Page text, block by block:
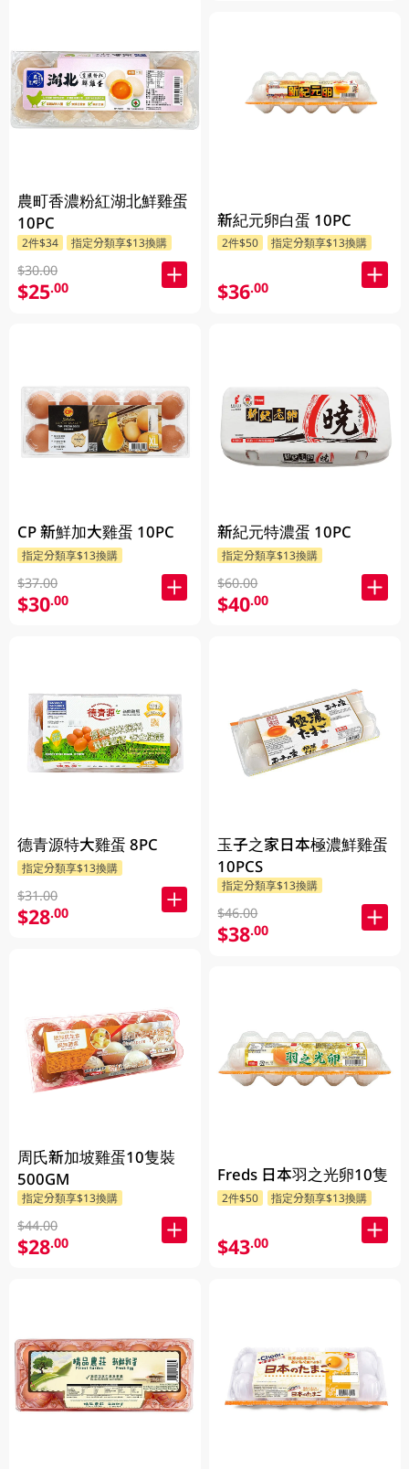
農町香濃粉紅湖北鮮雞蛋
10PC
2件$34 指定分類享$13換購
$30.00
$25.00
CP 新鮮加大雞蛋 10PC
指定分類享$13換購
$37.00
$30.00
德青源特大雞蛋 8PC
指定分類享$13換購
$31.00
$28.00
周氏新加坡雞蛋10隻裝
500GM
指定分類享$13換購
$44.00
$28.00
新紀元卵白蛋 10PC
2件$50 指定分類享$13換購
$36.00
新紀元特濃蛋 10PC
指定分類享$13換購
$60.00
$40.00
玉子之家日本極濃鮮雞蛋
10PCS
指定分類享$13換購
$46.00
$38.00
Freds 日本羽之光卵10隻
2件$50 指定分類享$13換購
$43.00